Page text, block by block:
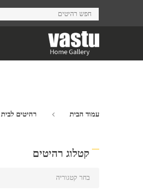
עמוד הבית רהיטים לבית
קטלוג רהיטים